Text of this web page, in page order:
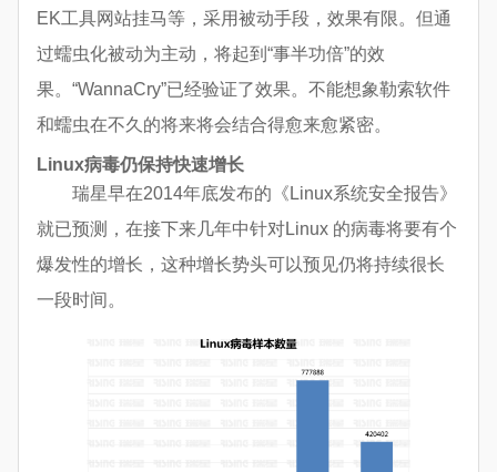
EK工具网站挂马等，采用被动手段，效果有限。但通
过蠕虫化被动为主动，将起到“事半功倍”的效
果。“WannaCry”已经验证了效果。不能想象勒索软件
和蠕虫在不久的将来将会结合得愈来愈紧密。
Linux病毒仍保持快速增长
瑞星早在2014年底发布的《Linux系统安全报告》
就已预测，在接下来几年中针对Linux 的病毒将要有个
爆发性的增长，这种增长势头可以预见仍将持续很长
一段时间。